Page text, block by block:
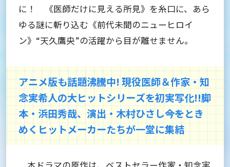
に！ 《医師だけに見える所見》を糸口に、あら
ゆる謎に斬り込む《前代未聞のニューヒロイ
ン》“天久鷹央”の活躍から目が離せません。
アニメ版も話題沸騰中! 現役医師＆作家・知
念実希人の大ヒットシリーズを初実写化!!脚
本・浜田秀哉、演出・木村ひさし――今をとき
めくヒットメーカーたちが一堂に集結